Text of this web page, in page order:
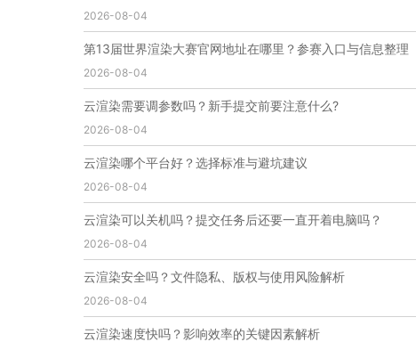
动画渲染农场
第十一届世界渲染大赛
世界渲染大赛时间
世界渲染大赛官网
国际渲染大赛
国际渲染大赛排名
世界渲染大赛软件
瑞云官网
瑞云科技 端云
瑞云渲染官网
网络渲染软件
云渲染服务
云渲染怎么收费
云渲染怎么用
云渲染技术
云渲染原理 云渲染插件
云渲染软件
云渲染引擎
云渲染主机
云渲染软件厂家
免费云渲染
云渲染网站
云渲染收费 云渲染厂家
云渲染厂商
瑞云渲染大赛
3d渲染大赛
CG动画渲染大赛
2026-08-04
第13届世界渲染大赛官网地址在哪里？参赛入口与信息整理
2026-08-04
云渲染需要调参数吗？新手提交前要注意什么?
2026-08-04
云渲染哪个平台好？选择标准与避坑建议
2026-08-04
云渲染可以关机吗？提交任务后还要一直开着电脑吗？
2026-08-04
云渲染安全吗？文件隐私、版权与使用风险解析
2026-08-04
云渲染速度快吗？影响效率的关键因素解析